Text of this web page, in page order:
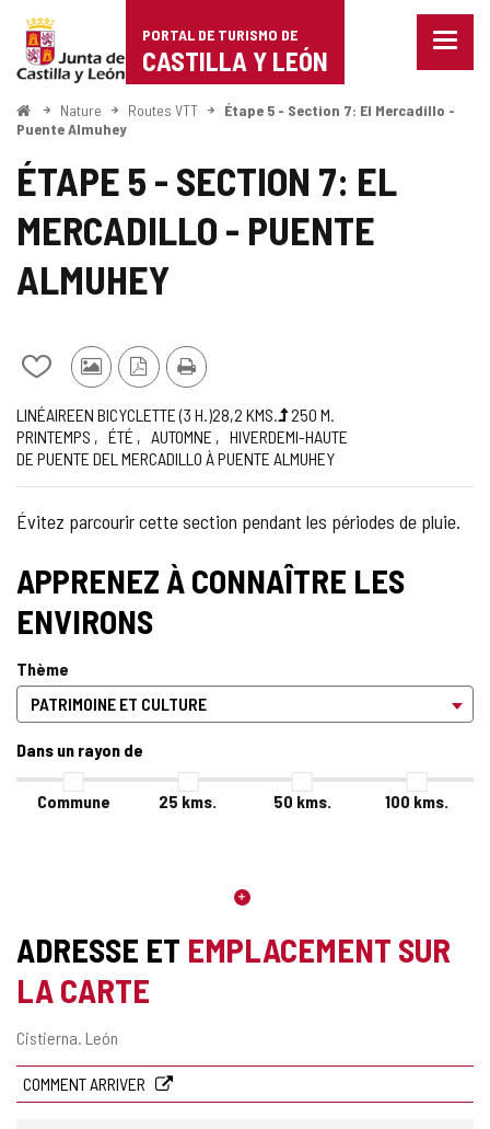
Portal
de
Turismo
de
Castilla
León
PORTAL DE TURISMO DE
CASTILLA Y LEÓN
Menu
les
<
Accueil
Nature Routes VTT
Étape 5 - Section 7: El Mercadillo -
Puente Almuhey
ÉTAPE 5 - SECTION 7: EL
MERCADILLO - PUENTE
ALMUHEY
Ajouter/retirer
contenu
de
cahiers
Photos
touristes
VersionImprimer
Trajet
LINÉAIRE
Façon EN BICYCLETTE (3 H. )
Longueur 28,2 KMS.
Dénivellation
montée
250 M.
Recommandée
PRINTEMPS ÉTÉ AUTOMNE HIVER
Difficulté
de
la
route
DEMI-HAUTE
Itinéraire
DE PUENTE DEL MERCADILLO À PUENTE ALMUHEY
Évitez parcourir cette section pendant les périodes de pluie.
APPRENEZ À CONNAÎTRE LES
ENVIRONS
Thème
Dans un rayon de
Commune 25 kms. 50 kms. 100 kms.
ADRESSE ET EMPLACEMENT SUR
LA CARTE
Adresse
Cistierna. León
COMMENT ARRIVER